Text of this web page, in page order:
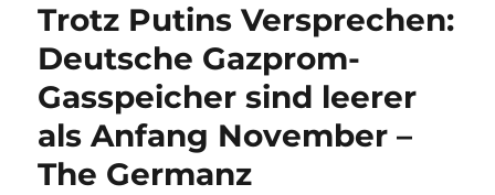
Trotz Putins Versprechen:
Deutsche Gazprom-
Gasspeicher sind leerer
als Anfang November –
The Germanz